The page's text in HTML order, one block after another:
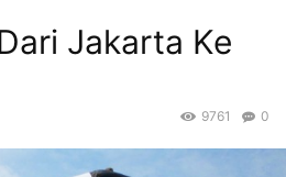
Jakarta Ke
0
9761